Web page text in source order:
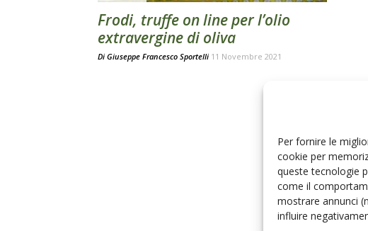
Per fornire le
cookie per
queste tecnologie
come il
mostrare annunci
influire
Frodi, truffe on line per l’olio
extravergine di oliva
Di Giuseppe Francesco Sportelli 11 Novembre 2021